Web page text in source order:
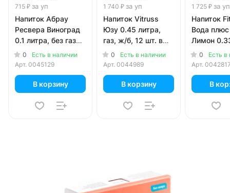
715 ₽ за уп
Напиток Абрау
Ресвера Виноград
0.1 литра, без газа,
стекло, 3 шт. в уп.
0
Есть в наличии
Арт. 0045129
В корзину
1 740 ₽ за уп
Напиток Vitruss
Юзу 0.45 литра,
газ, ж/б, 12 шт. в
уп.0
Есть в наличии
Арт. 0044989
В корзину
1 725 ₽ за уп
Напиток
Вода
Лимон
стекло,
0
Есть в
Арт.
В